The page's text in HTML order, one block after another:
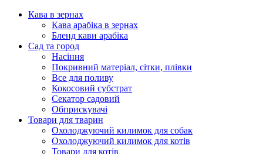
Кава в зернах
Кава арабіка в зернах
Бленд кави арабіка
Сад та город
Насіння
Покривний матеріал, сітки, плівки
Все для поливу
Кокосовий субстрат
Секатор садовий
Обприскувачі
Товари для тварин
Охолоджуючий килимок для собак
Охолоджуючий килимок для котів
Товари для котів